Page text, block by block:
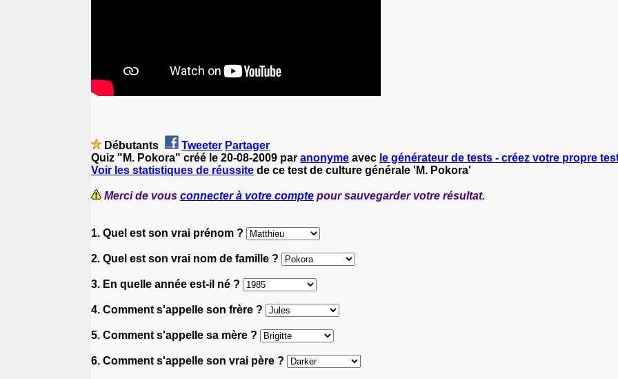
Débutants Tweeter Partager
Quiz "M. Pokora" créé le 20-08-2009 par anonyme avec le générateur de tests - créez votre propre
Voir les statistiques de réussite de ce test de culture générale 'M. Pokora'
Merci de vous connecter à votre compte pour sauvegarder votre résultat.
1. Quel est son vrai prénom ?
2. Quel est son vrai nom de famille ?
3. En quelle année est-il né ?
4. Comment s'appelle son frère ?
5. Comment s'appelle sa mère ?
6. Comment s'appelle son vrai père ?